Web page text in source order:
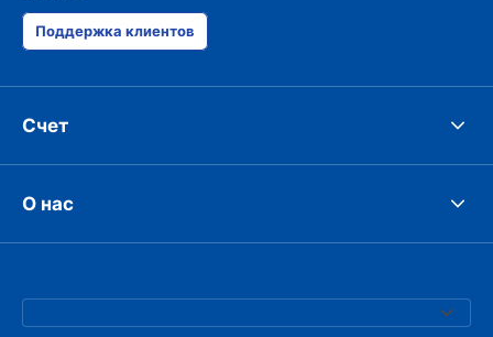
Поддержка клиентов
Счет
О нас